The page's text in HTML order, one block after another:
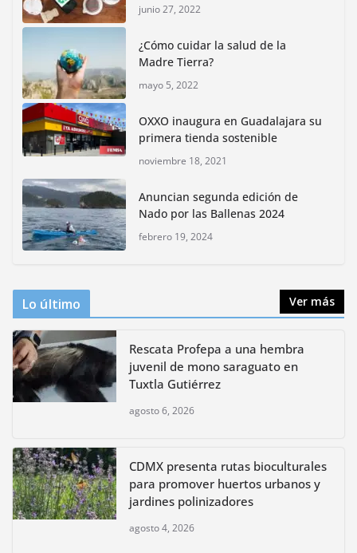
Inauguran nuevo Embarcadero Cuemanco para
reactivar la zona lacustre de Xochimilco
junio 4, 2026
Rompe CDMX récords Reto Naturalista Urbano 2026 y
lidera la biodiversidad nacional
mayo 18, 2026
bioculturales para promover
huertos urbanos y jardines
polinizadores
junio 27, 2022
¿Cómo cuidar la salud de la
Madre Tierra?
mayo 5, 2022
OXXO inaugura en Guadalajara su
primera tienda sostenible
noviembre 18, 2021
Anuncian segunda edición de
Nado por las Ballenas 2024
febrero 19, 2024
Lo último Ver más
Rescata Profepa a una hembra
juvenil de mono saraguato en
Tuxtla Gutiérrez
agosto 6, 2026
CDMX presenta rutas bioculturales
para promover huertos urbanos y
jardines polinizadores
agosto 4, 2026